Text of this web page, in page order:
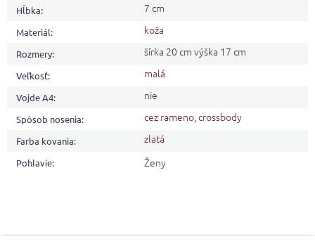
Hĺbka: 7 cm
Materiál: koža
Rozmery: šírka 20 cm výška 17 cm
Veľkosť: malá
Vojde A4: nie
Spôsob nosenia: cez rameno,crossbody
Farba kovania: zlatá
Pohlavie: Ženy